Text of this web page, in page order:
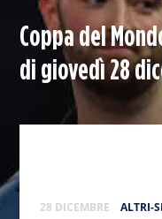
Coppa del
di giovedì 28
28 DICEMBRE ALTRI-